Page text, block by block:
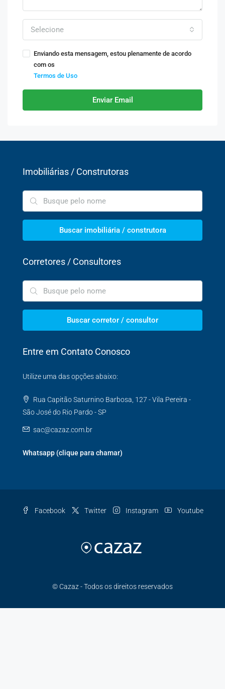
Selecione
Enviando esta mensagem, estou plenamente de acordo
com os
Termos de Uso
Enviar Email
Imobiliárias / Construtoras
Buscar imobiliária / construtora
Corretores / Consultores
Buscar corretor / consultor
Entre em Contato Conosco
Utilize uma das opções abaixo:
Rua Capitão Saturnino Barbosa, 127 - Vila Pereira -
São José do Rio Pardo - SP
sac@cazaz.com.br
Whatsapp (clique para chamar)
Facebook Twitter Instagram Youtube
© Cazaz - Todos os direitos reservados